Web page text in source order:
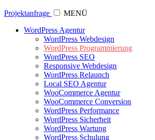
Projektanfrage
MENÜ
WordPress Agentur
WordPress Webdesign
WordPress Programmierung
WordPress SEO
Responsive Webdesign
WordPress Relaunch
Local SEO Agentur
WooCommerce Agentur
WooCommerce Conversion
WordPress Performance
WordPress Sicherheit
WordPress Wartung
WordPress Schulung